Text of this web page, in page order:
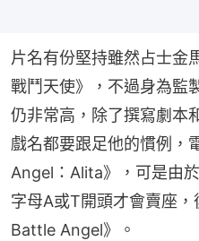
片名有份堅持雖然占士金
戰鬥天使》，不過身為監
仍非常高，除了撰寫劇本
戲名都要跟足他的慣例，
Angel：Alita》，可是由
字母A或T開頭才會賣座，
Battle Angel》。